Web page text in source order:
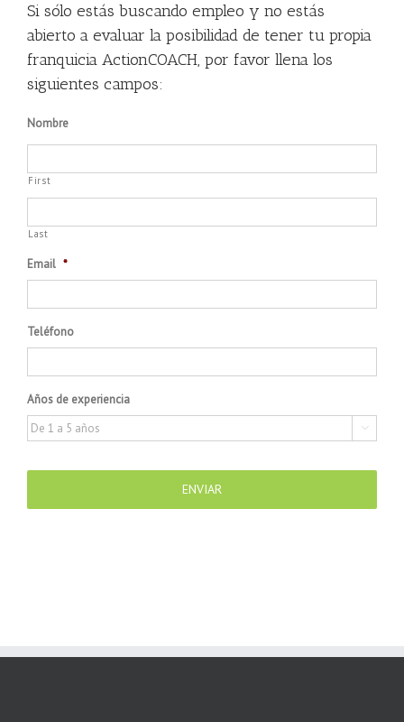
Si sólo estás buscando empleo y no estás
abierto a evaluar la posibilidad de tener tu propia
franquicia ActionCOACH, por favor llena los
siguientes campos:
Nombre
First
Last
Email *
Teléfono
Años de experiencia
